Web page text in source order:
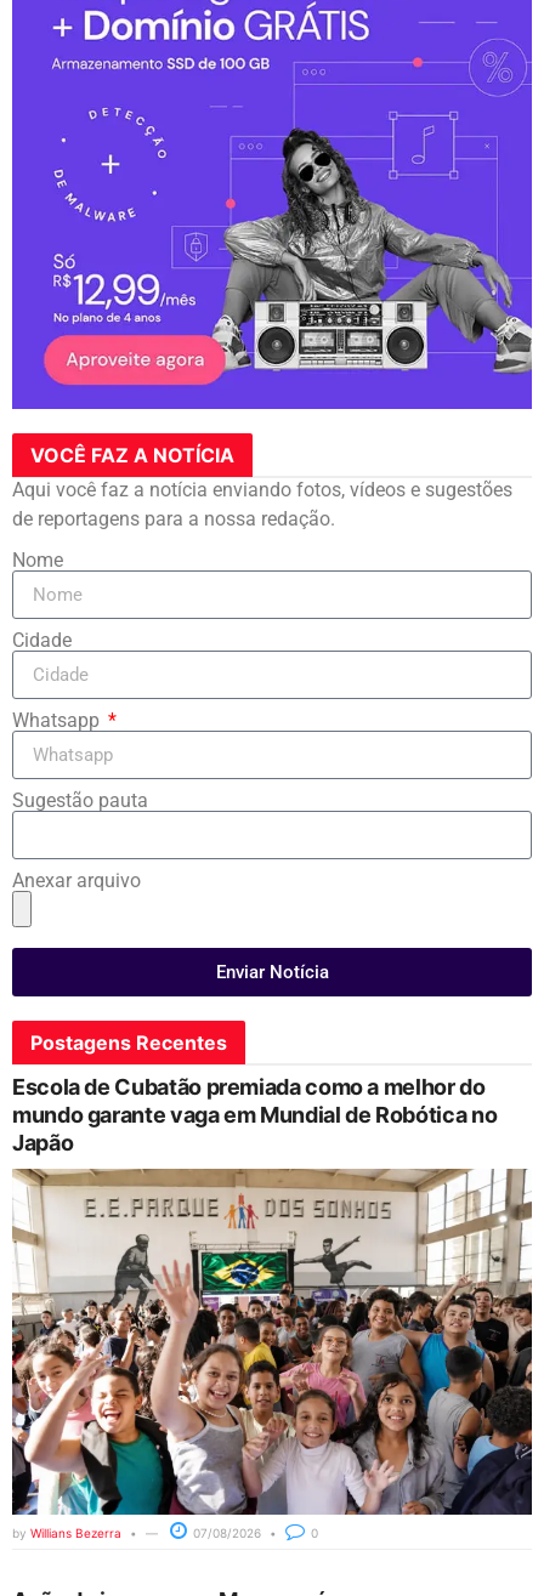
VOCÊ FAZ A NOTÍCIA
Aqui você faz a notícia enviando fotos, vídeos e sugestões
de reportagens para a nossa redação.
Nome
Cidade
Whatsapp
Sugestão pauta
Anexar arquivo
Enviar Notícia
Postagens Recentes
Escola de Cubatão premiada como a melhor do
mundo garante vaga em Mundial de Robótica no
Japão
by Willians Bezerra 07/08/2026 0